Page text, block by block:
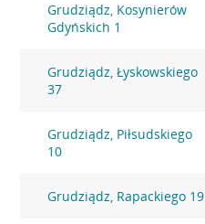
Grudziądz, Kosynierów
Gdyńskich 1
Grudziądz, Łyskowskiego
37
Grudziądz, Piłsudskiego
10
Grudziądz, Rapackiego 19